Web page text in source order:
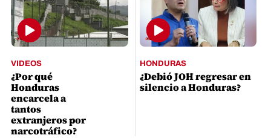
VIDEOS
¿Por qué
Honduras
encarcela a
tantos
extranjeros por
narcotráfico?
HONDURAS
¿Debió JOH regresar en
silencio a Honduras?